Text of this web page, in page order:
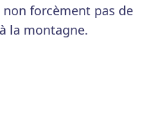
non forcèment pas de
la montagne.